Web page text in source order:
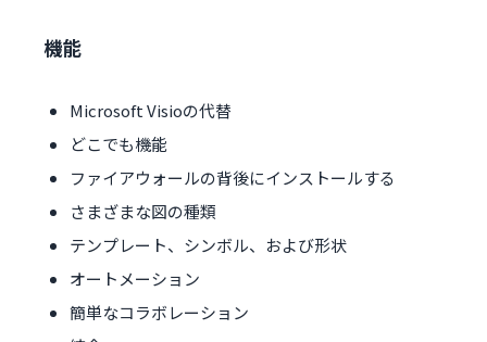
機能
Microsoft Visioの代替
どこでも機能
ファイアウォールの背後にインストールする
さまざまな図の種類
テンプレート、シンボル、および形状
オートメーション
簡単なコラボレーション